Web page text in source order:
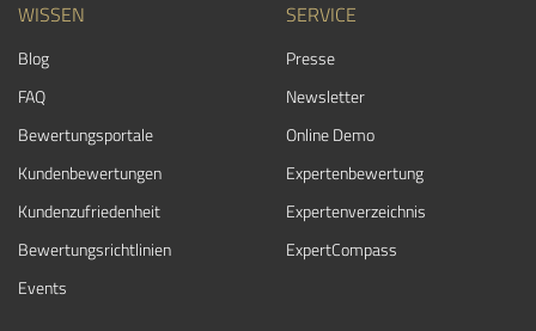
WISSEN
Blog
FAQ
Bewertungsportale
Kundenbewertungen
Kundenzufriedenheit
Bewertungs­richtlinien
Events
SERVICE
Presse
Newsletter
Online Demo
Expertenbewertung
Expertenverzeichnis
ExpertCompass